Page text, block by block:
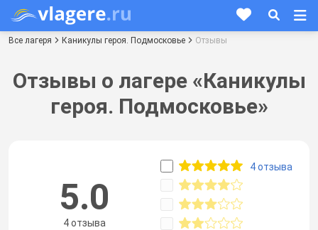
Все лагеря Каникулы героя. Подмосковье Отзывы
Отзывы о лагере «Каникулы
героя. Подмосковье»
5.0
4 отзыва
4 отзыва